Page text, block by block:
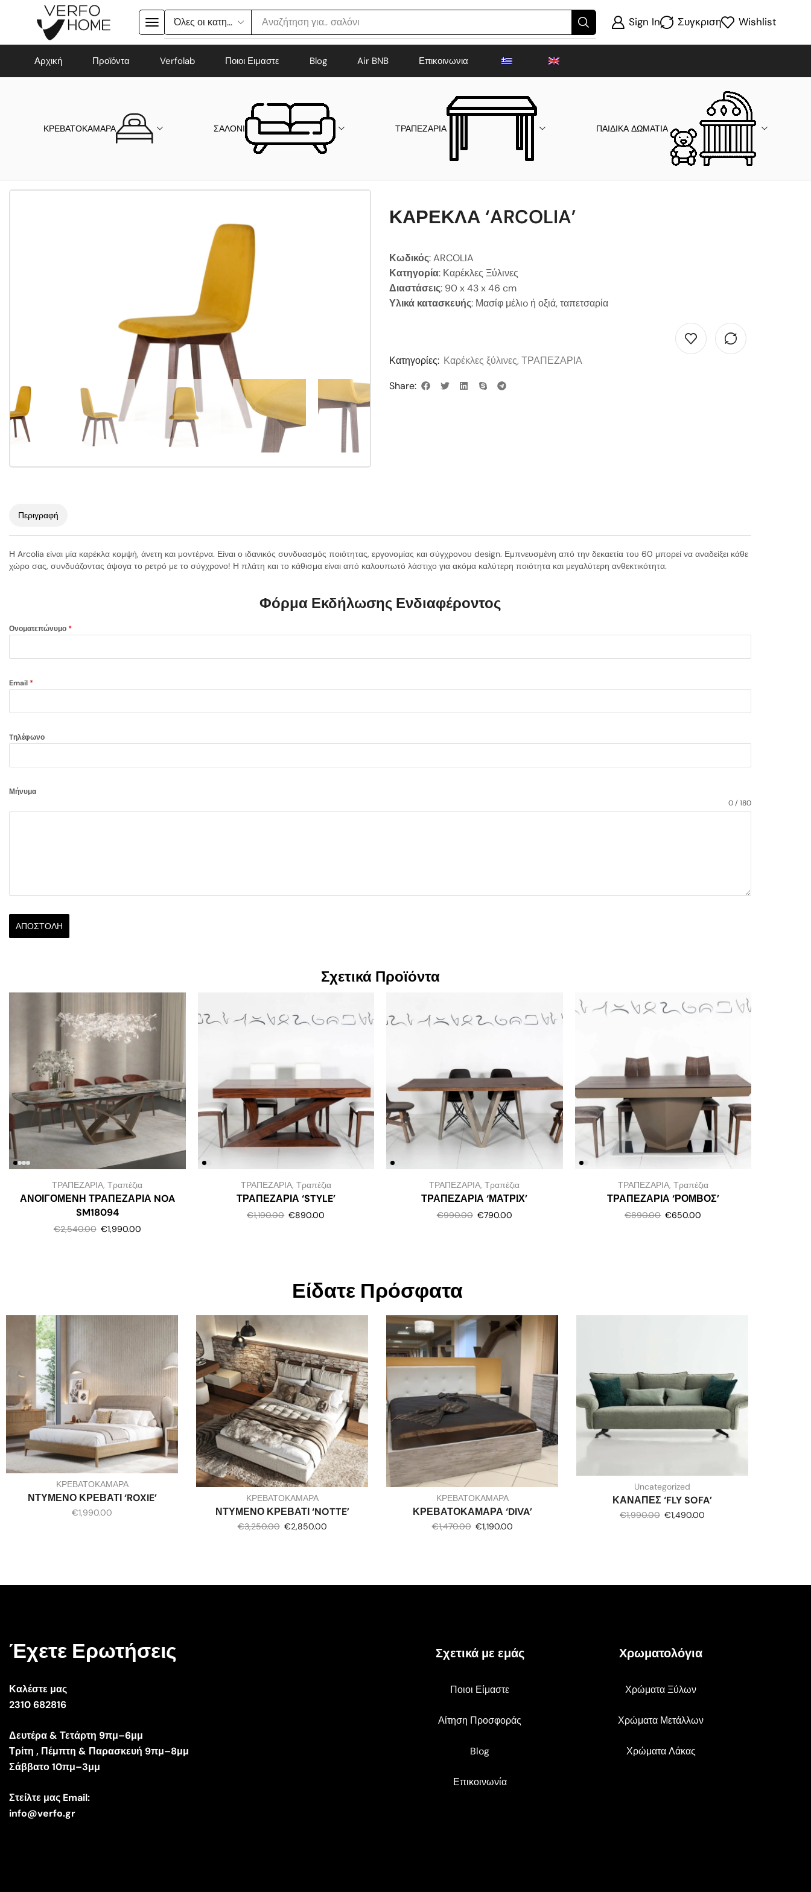
Αναζήτηση για.. σαλόνι Sign In Συγκριση Wishlist
Αρχική Προϊόντα Verfolab Ποιοι Ειμαστε Blog Air BNB Επικοινωνια
ΚΡΕΒΑΤΟΚΑΜΑΡΑ ΣΑΛΟΝΙ ΤΡΑΠΕΖΑΡΙΑ ΠΑΙΔΙΚΑ ΔΩΜΑΤΙΑ
ΚΑΡΕΚΛΑ ‘ARCOLIA’
Κωδικός: ARCOLIA
Κατηγορία: Καρέκλες Ξύλινες
Διαστάσεις: 90 x 43 x 46 cm
Υλικά κατασκευής: Μασίφ μέλιo ή οξιά, ταπετσαρία
Κατηγορίες: Καρέκλες ξύλινες, ΤΡΑΠΕΖΑΡΙΑ
Share:
Περιγραφή
Η Arcolia είναι μία καρέκλα κομψή, άνετη και μοντέρνα. Είναι ο ιδανικός συνδυασμός ποιότητας, εργονομίας και σύγχρονου design. Εμπνευσμένη από την δεκαετία του 60 μπορεί να αναδείξει κάθε
χώρο σας, συνδυάζοντας άψογα το ρετρό με το σύγχρονο! Η πλάτη και το κάθισμα είναι από καλουπωτό λάστιχο για ακόμα καλύτερη ποιότητα και μεγαλύτερη ανθεκτικότητα.
Φόρμα Εκδήλωσης Ενδιαφέροντος
Ονοματεπώνυμο *
Email *
Tηλέφωνο
Μήνυμα
0 / 180
ΑΠΟΣΤΟΛΉ
Σχετικά Προϊόντα
ΤΡΑΠΕΖΑΡΙΑ,Τραπέζια
ΑΝΟΙΓΟΜΕΝΗ ΤΡΑΠΕΖΑΡΙΑ NOA
SM18094
€2,540.00 €1,990.00
ΤΡΑΠΕΖΑΡΙΑ, Τραπέζια
ΤΡΑΠΕΖΑΡΙΑ ‘STYLE’
€1,190.00 €890.00
ΤΡΑΠΕΖΑΡΙΑ,Τραπέζια
ΤΡΑΠΕΖΑΡΙΑ ‘ΜΑΤΡΙΧ’
€990.00 €790.00
ΤΡΑΠΕΖΑΡΙΑ, Τραπέζια
ΤΡΑΠΕΖΑΡΙΑ ‘ΡΟΜΒΟΣ’
€890.00 €650.00
Είδατε Πρόσφατα
ΚΡΕΒΑΤΟΚΑΜΑΡΑ
ΝΤΥΜΕΝΟ ΚΡΕΒΑΤΙ ‘ROXIE’
€1,990.00
ΚΡΕΒΑΤΟΚΑΜΑΡΑ
ΝΤΥΜΕΝΟ ΚΡΕΒΑΤΙ ‘NOTTE’
€3,250.00 €2,850.00
ΚΡΕΒΑΤΟΚΑΜΑΡΑ
ΚΡΕΒΑΤΟΚΑΜΑΡΑ ‘DIVA’
€1,470.00 €1,190.00
Uncategorized
ΚΑΝΑΠΕΣ ‘FLY SOFA’
€1,990.00 €1,490.00
Έχετε Ερωτήσεις
Καλέστε μας
2310 682816
Δευτέρα & Τετάρτη 9πμ–6μμ
Τρίτη , Πέμπτη & Παρασκευή 9πμ–8μμ
Σάββατο 10πμ–3μμ
Στείλτε μας Email:
info@verfo.gr
Σχετικά με εμάς
Ποιοι Είμαστε
Αίτηση Προσφοράς
Blog
Επικοινωνία
Χρωματολόγια
Χρώματα Ξύλων
Χρώματα Μετάλλων
Χρώματα Λάκας